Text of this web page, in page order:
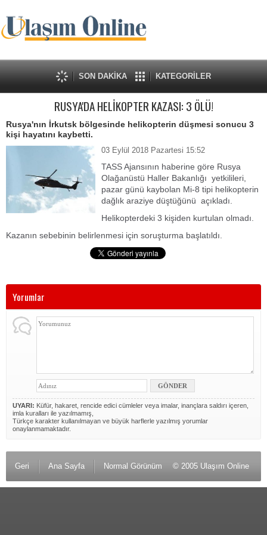
SON DAKİKA KATEGORİLER
RUSYA'DA HELİKOPTER KAZASI: 3 ÖLÜ!
Rusya'nın İrkutsk bölgesinde helikopterin düşmesi sonucu 3
kişi hayatını kaybetti.
03 Eylül 2018 Pazartesi 15:52
TASS Ajansının haberine göre Rusya
Olağanüstü Haller Bakanlığı yetkilileri,
pazar günü kaybolan Mi-8 tipi helikopterin
dağlık araziye düştüğünü açıkladı.
Helikopterdeki 3 kişiden kurtulan olmadı.
Kazanın sebebinin belirlenmesi için soruşturma başlatıldı.
Yorumlar
UYARI: Küfür, hakaret, rencide edici cümleler veya imalar, inançlara saldırı içeren,
imla kuralları ile yazılmamış,
Türkçe karakter kullanılmayan ve büyük harflerle yazılmış yorumlar
onaylanmamaktadır.
Geri Ana Sayfa Normal Görünüm © 2005 Ulaşım Online